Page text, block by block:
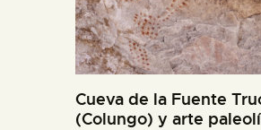
Cueva de la Fuente
(Colungo) y arte